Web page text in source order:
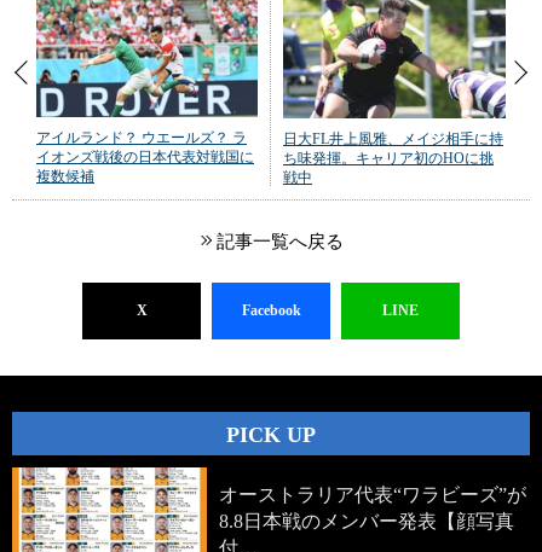
アイルランド？ ウエールズ？ ラ
イオンズ戦後の日本代表対戦国に
複数候補
日大FL井上風雅、メイジ相手に持
ち味発揮。キャリア初のHOに挑
戦中
記事一覧へ戻る
X Facebook LINE
PICK UP
オーストラリア代表“ワラビーズ”が
8.8日本戦のメンバー発表【顔写真
付…